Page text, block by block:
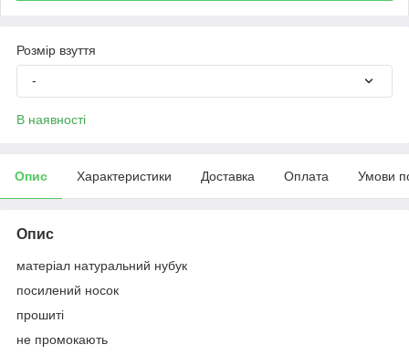
Розмір взуття
-
В наявності
Опис Характеристики Доставка Оплата Умови
Опис
матеріал натуральний нубук
посилений носок
прошиті
не промокають